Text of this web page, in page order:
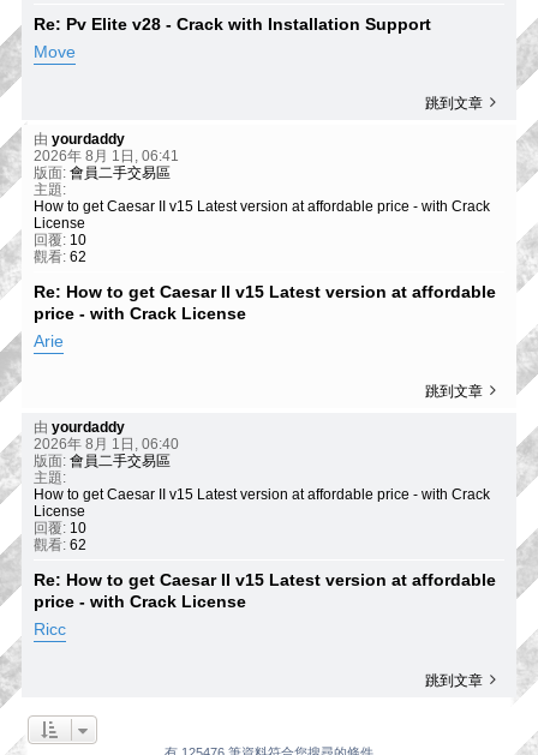
Re: Pv Elite v28 - Crack with Installation Support
Move
跳到文章
由 yourdaddy
2026年 8月 1日, 06:41
版面: 會員二手交易區
主題:
How to get Caesar II v15 Latest version at affordable price - with Crack
License
回覆: 10
觀看: 62
Re: How to get Caesar II v15 Latest version at affordable
price - with Crack License
Arie
跳到文章
由 yourdaddy
2026年 8月 1日, 06:40
版面: 會員二手交易區
主題:
How to get Caesar II v15 Latest version at affordable price - with Crack
License
回覆: 10
觀看: 62
Re: How to get Caesar II v15 Latest version at affordable
price - with Crack License
Ricc
跳到文章